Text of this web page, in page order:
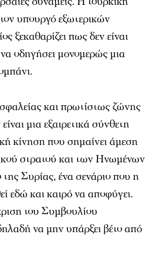
υπουργό εξωτερικών
ξεκαθαρίζει πως δεν είναι
οδηγήσει μoνομερώς μια
και πρωτίστως ζώνης
μια εξαιρετικά σύνθετη
κίνηση που σημαίνει άμεση
στρατού και των Ηνωμένων
Συρίας, ένα σενάριο που η
εδώ και καιρό να αποφύγει.
του Συμβουλίου
να μην υπάρξει βέτο από